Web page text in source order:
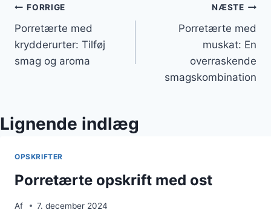
Indlægsnavigation
FORRIGE
Porretærte med
krydderurter: Tilføj
smag og aroma
NÆSTE
Porretærte med
muskat: En
overraskende
smagskombination
Lignende indlæg
OPSKRIFTER
Porretærte opskrift med ost
Af 7. december 2024